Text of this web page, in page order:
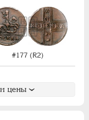
#177 (R2)
цены